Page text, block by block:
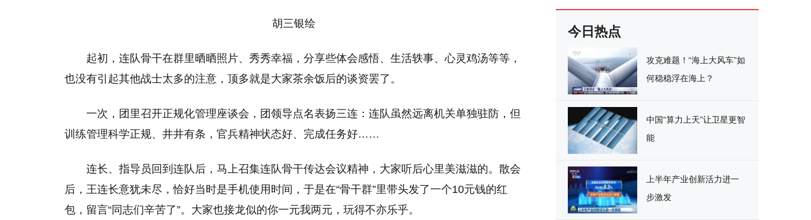
胡三银绘
起初，连队骨干在群里晒晒照片、秀秀幸福，分享些体会感悟、生活轶事、心灵鸡汤等等，
也没有引起其他战士太多的注意，顶多就是大家茶余饭后的谈资罢了。
一次，团里召开正规化管理座谈会，团领导点名表扬三连：连队虽然远离机关单独驻防，但
训练管理科学正规、井井有条，官兵精神状态好、完成任务好……
连长、指导员回到连队后，马上召集连队骨干传达会议精神，大家听后心里美滋滋的。散会
后，王连长意犹未尽，恰好当时是手机使用时间，于是在“骨干群”里带头发了一个10元钱的红
包，留言“同志们辛苦了”。大家也接龙似的你一元我两元，玩得不亦乐乎。
今日热点
攻克难题！“海上大风车”如
何稳稳浮在海上？
中国“算力上天”让卫星更智
能
上半年产业创新活力进一
步激发